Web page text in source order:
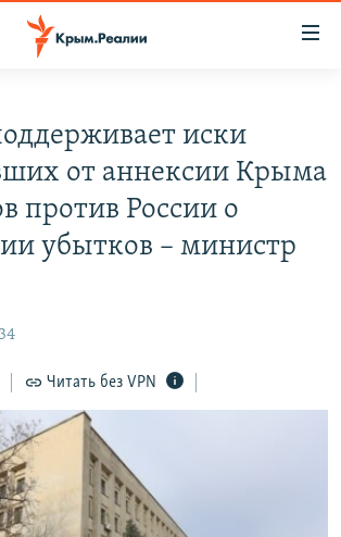
ОБЪЕКТОВ КРЫМА
иски
от аннексии Крыма
против России о
убытков – министр
Читать без VPN